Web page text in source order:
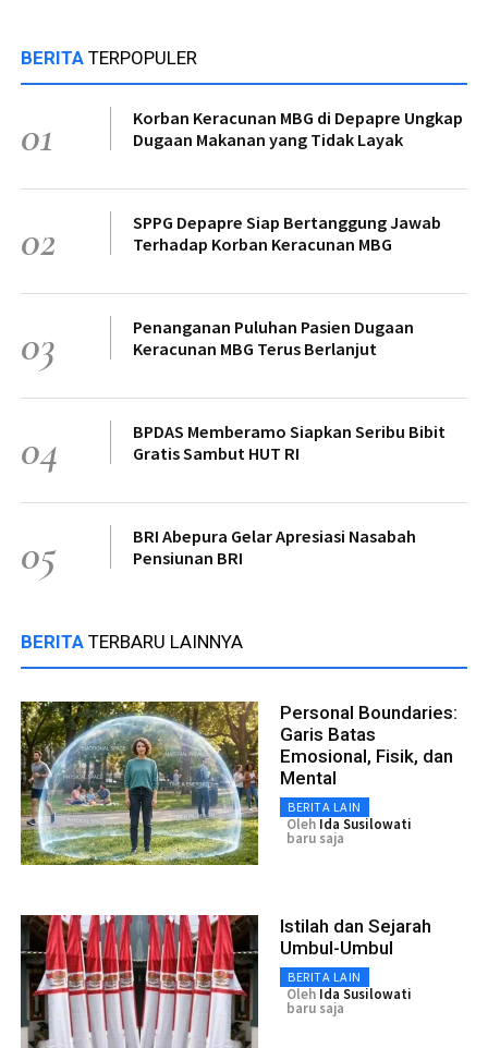
BERITA TERPOPULER
01
Korban Keracunan MBG di Depapre Ungkap
Dugaan Makanan yang Tidak Layak
02
SPPG Depapre Siap Bertanggung Jawab
Terhadap Korban Keracunan MBG
03
Penanganan Puluhan Pasien Dugaan
Keracunan MBG Terus Berlanjut
04
BPDAS Memberamo Siapkan Seribu Bibit
Gratis Sambut HUT RI
05
BRI Abepura Gelar Apresiasi Nasabah
Pensiunan BRI
BERITA TERBARU LAINNYA
Personal Boundaries:
Garis Batas
Emosional, Fisik, dan
Mental
BERITA LAIN
Oleh Ida Susilowati
baru saja
Istilah dan Sejarah
Umbul-Umbul
BERITA LAIN
Oleh Ida Susilowati
baru saja